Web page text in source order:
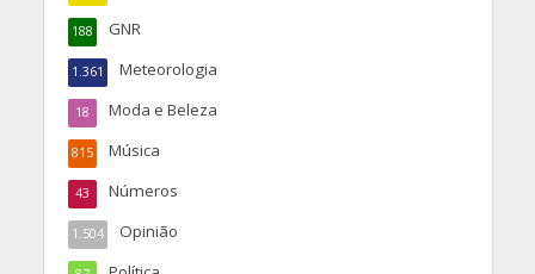
GNR
188
Meteorologia
1.361
Moda e Beleza
18
Música
815
Números
43
Opinião
1.504